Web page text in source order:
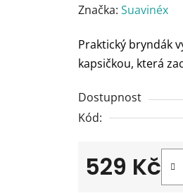
hodnocení
je
0,0
5
hvězdiček.
Značka: Suavinéx
Praktický bryndák
kapsičkou, která
Dostupnost
Kód:
529 Kč